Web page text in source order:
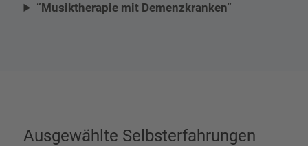
“Musiktherapie mit Demenzkranken”
Ausgewählte Selbsterfahrungen